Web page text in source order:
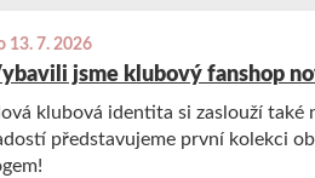
13. 7. 2026
jsme klubový fanshop
klubová identita si zaslouží také
představujeme první kolekci